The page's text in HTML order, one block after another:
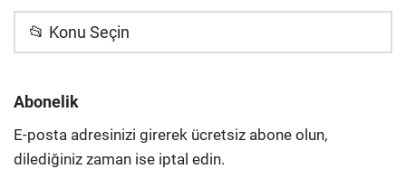
📂 Konu Seçin
Abonelik
E-posta adresinizi girerek ücretsiz abone olun,
dilediğiniz zaman ise iptal edin.